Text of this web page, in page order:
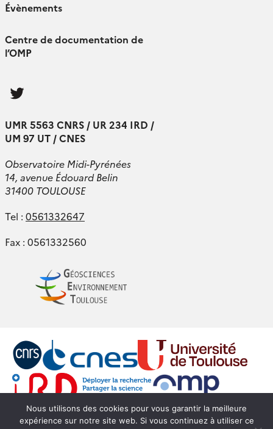
Évènements
Centre de documentation de
l’OMP
UMR 5563 CNRS / UR 234 IRD /
UM 97 UT / CNES
Observatoire Midi-Pyrénées
14, avenue Édouard Belin
31400 TOULOUSE
Tel : 0561332647
Fax : 0561332560
Nous utilisons des cookies pour vous garantir la meilleure
expérience sur notre site web. Si vous continuez à utiliser ce